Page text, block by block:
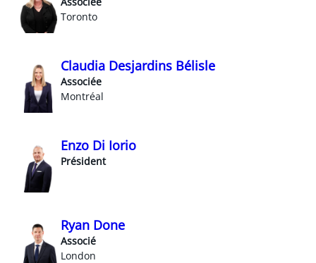
Toronto
Claudia Desjardins Bélisle
Associée
Montréal
Enzo Di Iorio
Président
Ryan Done
Associé
London